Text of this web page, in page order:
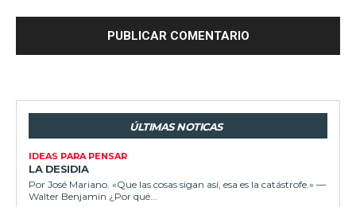
ÚLTIMAS NOTICAS
IDEAS PARA PENSAR
LA DESIDIA
Por José Mariano. «Que las cosas sigan así, esa es la catástrofe.» —
Walter Benjamin ¿Por qué...